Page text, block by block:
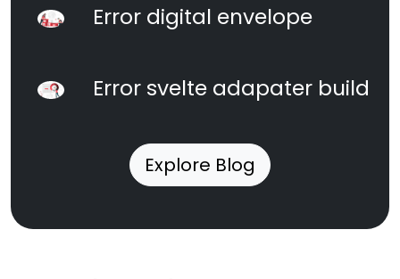
Error digital envelope
Error svelte adapater build
Explore Blog